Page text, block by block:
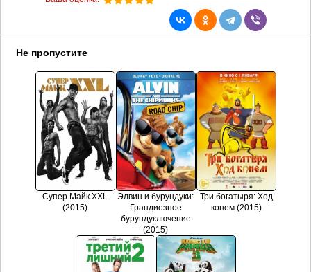
Не пропустите
Супер Майк XXL
(2015)
Элвин и бурундуки:
Грандиозное
бурундуключение
(2015)
Три богатыря: Ход
конем (2015)